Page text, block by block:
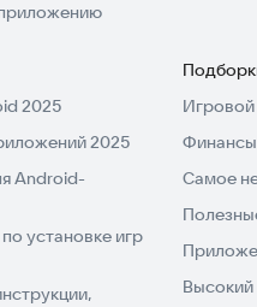
приложению
2025
2025
Android-
установке игр
Финансы
Самое
Высокий